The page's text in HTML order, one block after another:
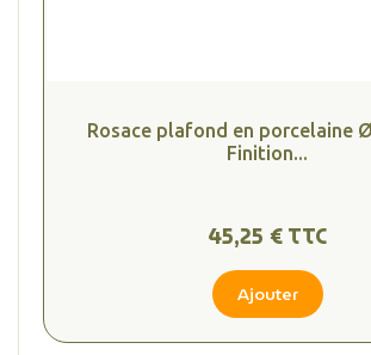
Rosace plafond en porcelaine
Finition...
45,25 € TTC
Ajouter